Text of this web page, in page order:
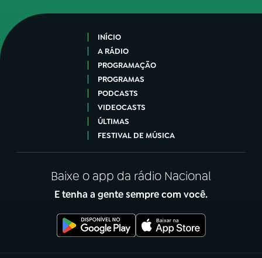
INÍCIO
A RÁDIO
PROGRAMAÇÃO
PROGRAMAS
PODCASTS
VIDEOCASTS
ÚLTIMAS
FESTIVAL DE MÚSICA
Baixe o app da rádio Nacional
E tenha a gente sempre com você.